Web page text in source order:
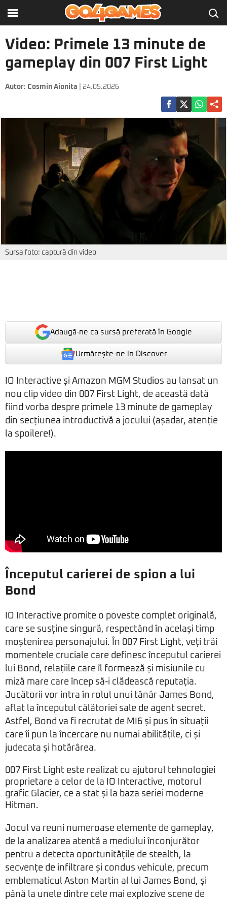
Video: Primele 13 minute de
gameplay din 007 First Light
Autor: Cosmin Aionita | 24.05.2026
Sursa foto: captură din video
Adaugă-ne ca sursă preferată în Google
Urmărește-ne in Discover
IO Interactive și Amazon MGM Studios au lansat un
nou clip video din 007 First Light, de această dată
fiind vorba despre primele 13 minute de gameplay
din secțiunea introductivă a jocului (așadar, atenție
la spoilere!).
Începutul carierei de spion a lui
Bond
IO Interactive promite o poveste complet originală,
care se susține singură, respectând în același timp
moștenirea personajului. În 007 First Light, veți trăi
momentele cruciale care definesc începutul carierei
lui Bond, relațiile care îl formează și misiunile cu
miză mare care încep să-i clădească reputația.
Jucătorii vor intra în rolul unui tânăr James Bond,
aflat la începutul călătoriei sale de agent secret.
Astfel, Bond va fi recrutat de MI6 și pus în situații
care îi pun la încercare nu numai abilitățile, ci și
judecata și hotărârea.
007 First Light este realizat cu ajutorul tehnologiei
proprietare a celor de la IO Interactive, motorul
grafic Glacier, ce a stat și la baza seriei moderne
Hitman.
Jocul va reuni numeroase elemente de gameplay,
de la analizarea atentă a mediului înconjurător
pentru a detecta oportunitățile de stealth, la
secvențe de infiltrare și condus vehicule, precum
emblematicul Aston Martin al lui James Bond, și
până la unele dintre cele mai explozive scene de